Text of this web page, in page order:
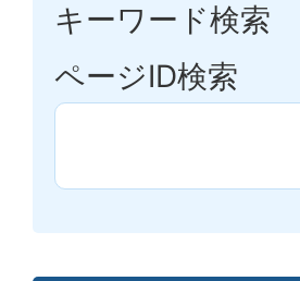
キーワード検索
ページID検索